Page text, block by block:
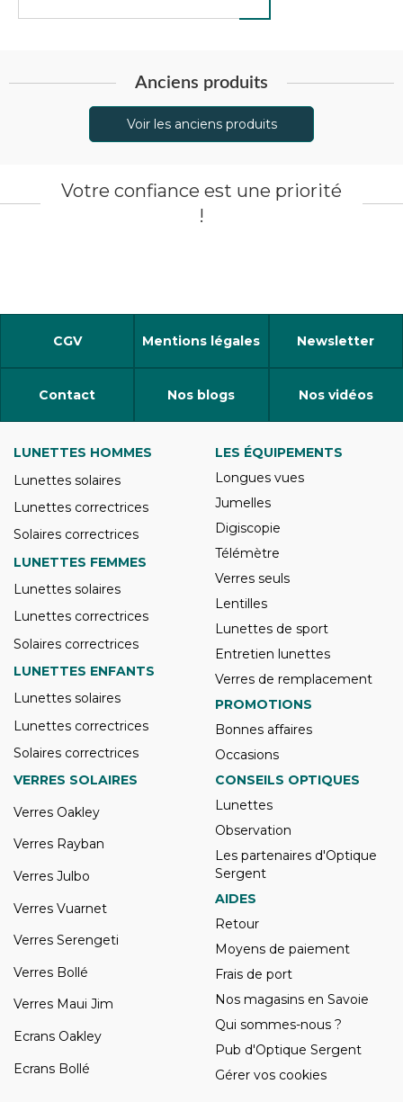
Anciens produits
Voir les anciens produits
Votre confiance est une priorité
!
CGV Mentions légales Newsletter
Contact Nos blogs Nos vidéos
LUNETTES HOMMES
Lunettes solaires
Lunettes correctrices
Solaires correctrices
LUNETTES FEMMES
Lunettes solaires
Lunettes correctrices
Solaires correctrices
LUNETTES ENFANTS
Lunettes solaires
Lunettes correctrices
Solaires correctrices
LES ÉQUIPEMENTS
Longues vues
Jumelles
Digiscopie
Télémètre
Verres seuls
Lentilles
Lunettes de sport
Entretien lunettes
Verres de remplacement
PROMOTIONS
Bonnes affaires
Occasions
VERRES SOLAIRES
Verres Oakley
Verres Rayban
Verres Julbo
Verres Vuarnet
Verres Serengeti
Verres Bollé
Verres Maui Jim
Ecrans Oakley
Ecrans Bollé
CONSEILS OPTIQUES
Lunettes
Observation
Les partenaires d'Optique
Sergent
AIDES
Retour
Moyens de paiement
Frais de port
Nos magasins en Savoie
Qui sommes-nous ?
Pub d'Optique Sergent
Gérer vos cookies